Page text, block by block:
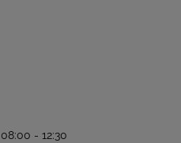
- 12:30